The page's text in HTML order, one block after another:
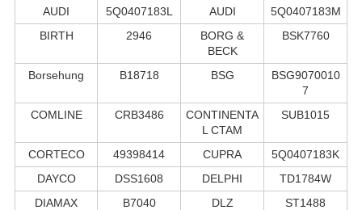
AUDI 5Q0407183L AUDI
5Q0407183M
BIRTH
2946
BORG &
BECK
BSK7760
Borsehung B18718 BSG
BSG9070010
7
COMLINE
CRB3486
CONTINENTA
L CTAM
SUB1015
CORTECO 49398414 CUPRA
5Q0407183K
DAYCO
DSS1608 DELPHI
TD1784W
DIAMAX
B7040 DLZ
ST1488